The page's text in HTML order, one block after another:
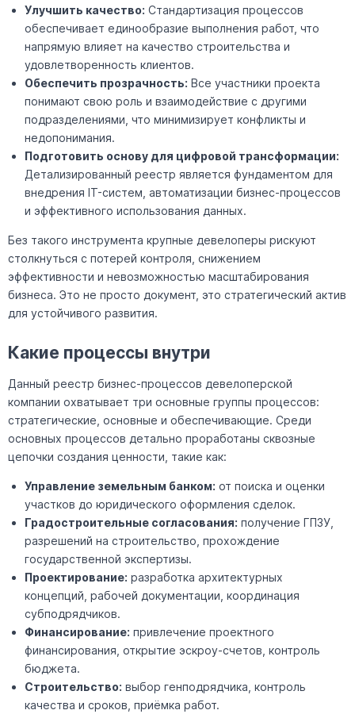
Улучшить качество: Стандартизация процессов
обеспечивает единообразие выполнения работ, что
напрямую влияет на качество строительства и
удовлетворенность клиентов.
Обеспечить прозрачность: Все участники проекта
понимают свою роль и взаимодействие с другими
подразделениями, что минимизирует конфликты и
недопонимания.
Подготовить основу для цифровой трансформации:
Детализированный реестр является фундаментом для
внедрения IT-систем, автоматизации бизнес-процессов
и эффективного использования данных.
Без такого инструмента крупные девелоперы рискуют
столкнуться с потерей контроля, снижением
эффективности и невозможностью масштабирования
бизнеса. Это не просто документ, это стратегический актив
для устойчивого развития.
Какие процессы внутри
Данный реестр бизнес-процессов девелоперской
компании охватывает три основные группы процессов:
стратегические, основные и обеспечивающие. Среди
основных процессов детально проработаны сквозные
цепочки создания ценности, такие как:
Управление земельным банком: от поиска и оценки
участков до юридического оформления сделок.
Градостроительные согласования: получение ГПЗУ,
разрешений на строительство, прохождение
государственной экспертизы.
Проектирование: разработка архитектурных
концепций, рабочей документации, координация
субподрядчиков.
Финансирование: привлечение проектного
финансирования, открытие эскроу-счетов, контроль
бюджета.
Строительство: выбор генподрядчика, контроль
качества и сроков, приёмка работ.